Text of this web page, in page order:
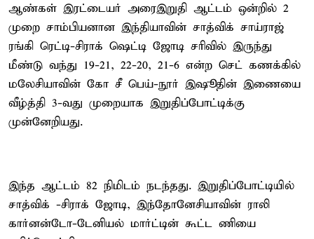
ஆண்கள் இரட்டையர் அரைஇறுதி ஆட்டம் ஒன்றில் 2
முறை சாம்பியனான இந்தியாவின் சாத்விக் சாய்ராஜ்
ரங்கி ரெட்டி-சிராக் ஷெட்டி ஜோடி சரிவில் இருந்து
மீண்டு வந்து 19-21, 22-20, 21-6 என்ற செட் கணக்கில்
மலேசியாவின் கோ சீ பெய்-நூர் இஷூதின் இணையை
வீழ்த்தி 3-வது முறையாக இறுதிப்போட்டிக்கு
முன்னேறியது.
இந்த ஆட்டம் 82 நிமிடம் நடந்தது. இறுதிப்போட்டியில்
சாத்விக் -சிராக் ஜோடி, இந்தோனேசியாவின் ராலி
கார்னன்டோ-டேனியல் மார்ட்டின் கூட்ட ணியை